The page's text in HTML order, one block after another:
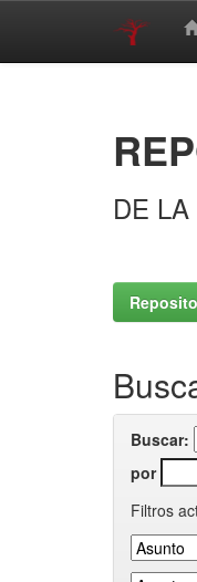
DE
Buscar:
por
Filtros